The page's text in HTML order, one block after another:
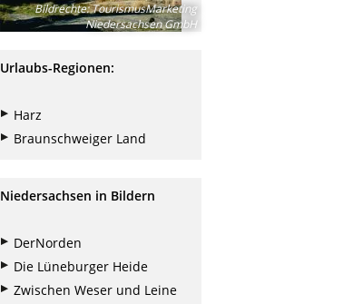
Bildrechte:TourismusMarketing
Niedersachsen GmbH
Urlaubs-Regionen:
Harz
Braunschweiger Land
Niedersachsen in Bildern
DerNorden
Die Lüneburger Heide
Zwischen Weser und Leine